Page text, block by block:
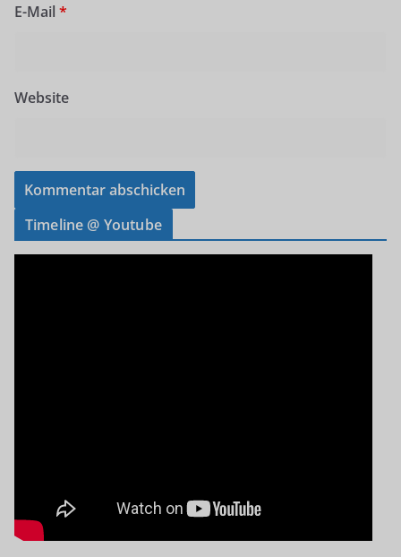
E-Mail *
Website
Timeline @ Youtube